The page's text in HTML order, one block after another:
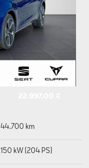
44.700 km
150 kW (204 PS)